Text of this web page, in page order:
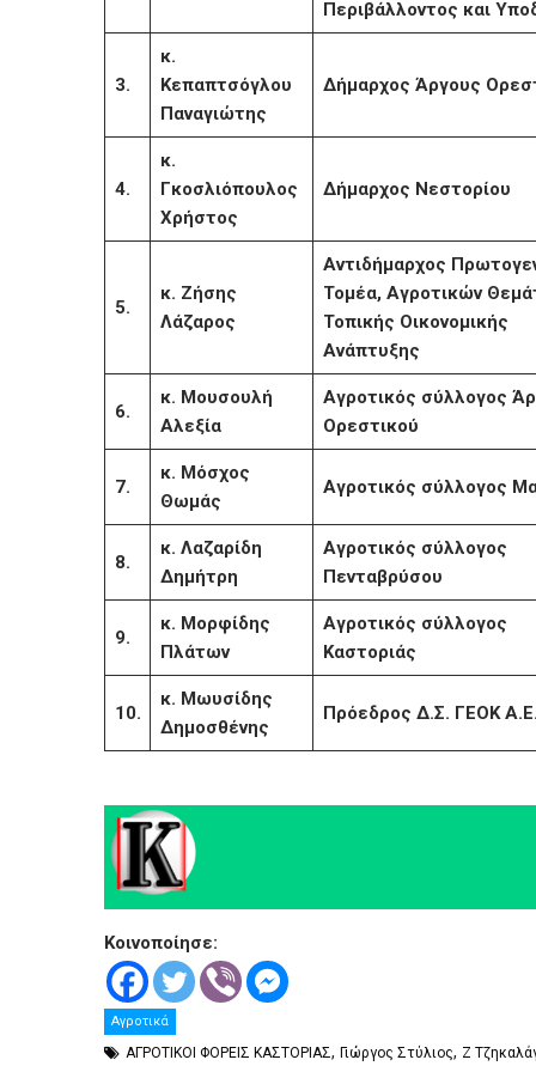
Περιβάλλοντος και
3.
κ.
Κεπαπτσόγλου
Παναγιώτης
Δήμαρχος Άργους
4.
κ.
Γκοσλιόπουλος
Χρήστος
Δήμαρχος Νεστορίου
5.
κ. Ζήσης
Λάζαρος
Αντιδήμαρχος
Τομέα, Αγροτικών
Τοπικής Οικονομικής
Ανάπτυξης
6.
κ. Μουσουλή
Αλεξία
Αγροτικός σύλλογος
Ορεστικού
7.
κ. Μόσχος
Θωμάς
Αγροτικός σύλλογος
8.
κ. Λαζαρίδη
Δημήτρη
Αγροτικός σύλλογος
Πενταβρύσου
9.
κ. Μορφίδης
Πλάτων
Αγροτικός σύλλογος
Καστοριάς
10.
κ. Μωυσίδης
Δημοσθένης
Πρόεδρος Δ.Σ. ΓΕΟΚ
Κοινοποίησε:
Αγροτικά
ΑΓΡΟΤΙΚΟΙ ΦΟΡΕΙΣ ΚΑΣΤΟΡΙΑΣ, Γιώργος Στύλιος, Ζ